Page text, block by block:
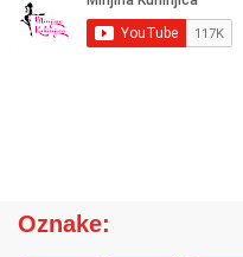
Oznake: